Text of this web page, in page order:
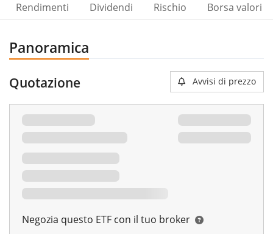
Rendimenti Dividendi Rischio Borsa valori
Panoramica
Quotazione Avvisi di prezzo
Negozia questo ETF con il tuo broker